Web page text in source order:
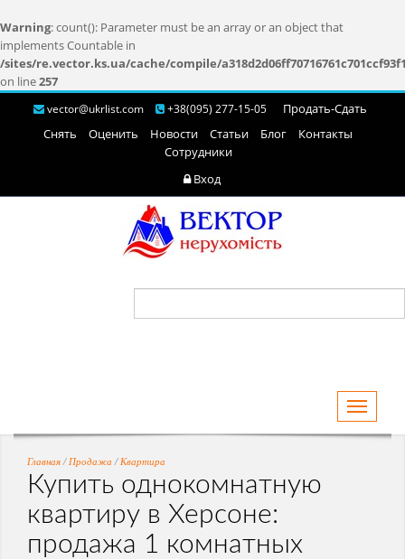
Warning: count(): Parameter must be an array or an object that
implements Countable in
/sites/re.vector.ks.ua/cache/compile/
on line257
vector@ukrlist.com +38(095) 277-15-05
Продать-Cдать
Снять
Оценить Новости Статьи Блог
Контакты
Сотрудники
Вход
Toggle
Главная / Продажа / Квартира
Купить однокомнатную
квартиру в Херсоне:
продажа 1 комнатных